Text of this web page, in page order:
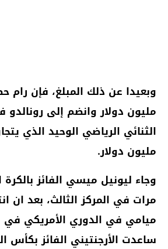
مليون دولار وانضم إلى
مليون دولار.
وجاء ليونيل ميسي الفائز
مرات في المركز الثالث، بعد ان
ميامي في الدوري الأمريكي
ساعدت الأرجنتيني الفائز بكأس